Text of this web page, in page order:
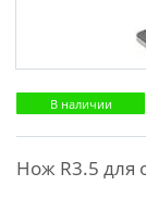
В наличии
Нож R3.5 для